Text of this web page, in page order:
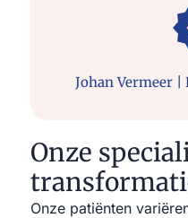
Johan Vermeer
Onze
Onze patiënten